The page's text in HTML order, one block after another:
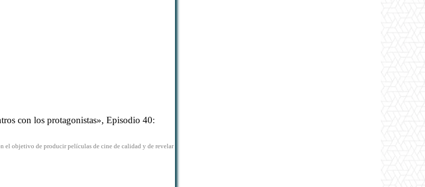
con los protagonistas», Episodio 40:
el objetivo de producir películas de cine de calidad y de revelar